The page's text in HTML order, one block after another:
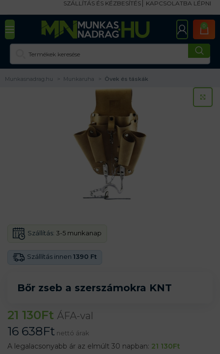
SZÁLLÍTÁS ÉS KÉZBESÍTÉS KAPCSOLATBA LÉPNI
0
Munkasnadrag.hu Munkaruha Övek és táskák
Bőr zseb a szerszámokra KNT
Szállítás innen 1390 Ft
Szállítás: 3-5 munkanap
21 130Ft ÁFA-val
16 638Ft nettó árak
A legalacsonyabb ár az elmúlt 30 napban: 21 130Ft